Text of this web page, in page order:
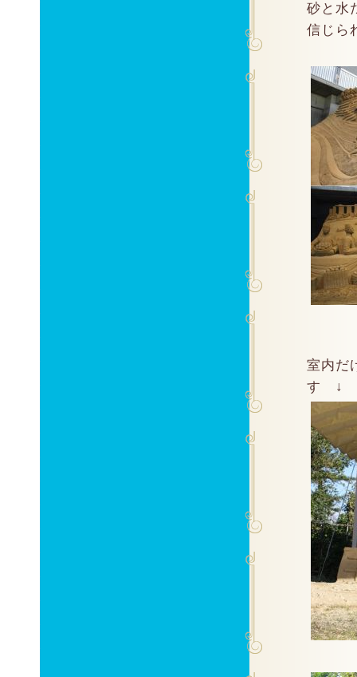
砂と水
信じら
室内だ
す ↓